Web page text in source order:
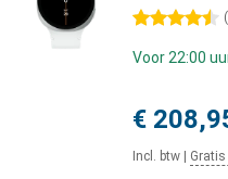
4.5 sterren (
Voor 22:00
€
Incl. btw